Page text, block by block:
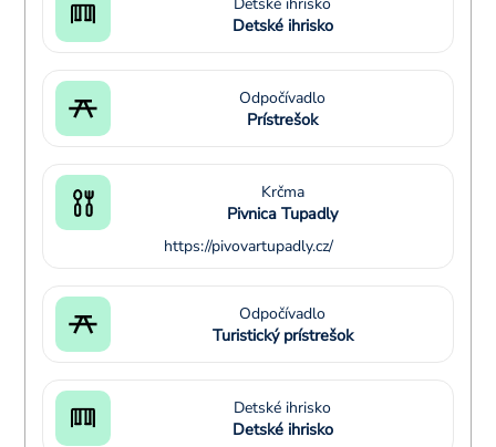
Detské ihrisko
Odpočívadlo
Prístrešok
Krčma
Pivnica Tupadly
https://pivovartupadly.cz/
Odpočívadlo
Turistický prístrešok
Detské ihrisko
Detské ihrisko